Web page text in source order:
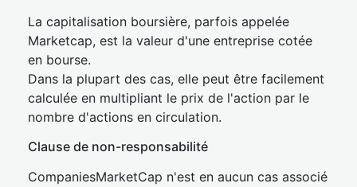
La capitalisation boursière, parfois appelée
Marketcap, est la valeur d'une entreprise cotée
en bourse.
Dans la plupart des cas, elle peut être facilement
calculée en multipliant le prix de l'action par le
nombre d'actions en circulation.
Clause de non-responsabilité
CompaniesMarketCap n'est en aucun cas associé